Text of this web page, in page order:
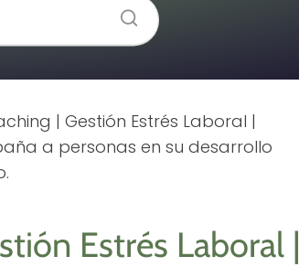
| Gestión Estrés Laboral |
a personas en su desarrollo
Estrés Laboral |